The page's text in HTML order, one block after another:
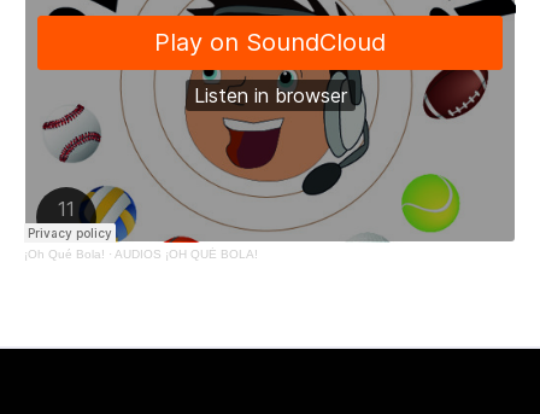
¡Oh Qué Bola! · AUDIOS ¡OH QUÉ BOLA!